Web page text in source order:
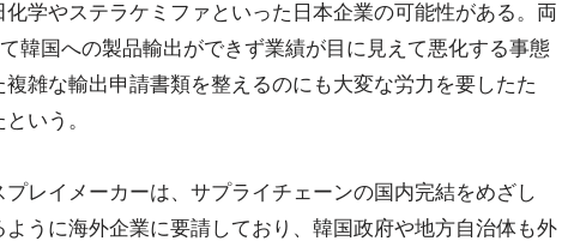
学やステラケミファといった日本企業の可能性がある。両
韓国への製品輸出ができず業績が目に見えて悪化する事態
雑な輸出申請書類を整えるのにも大変な労力を要したた
いう。
レイメーカーは、サプライチェーンの国内完結をめざし
うに海外企業に要請しており、韓国政府や地方自治体も外